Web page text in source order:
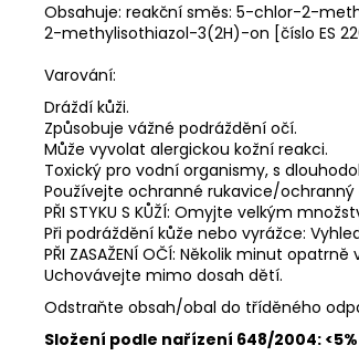
Obsahuje: reakční směs: 5-chlor-2-
2-methylisothiazol-3(2H)-on [číslo ES
Varování:
Dráždí kůži.
Způsobuje vážné podráždění očí.
Může vyvolat alergickou kožní reakci.
Toxický pro vodní organismy, s
Používejte ochranné rukavice/
PŘI STYKU S KŮŽÍ: Omyjte velkým
Při podráždění kůže nebo vyrážce:
PŘI ZASAŽENÍ OČÍ: Několik minut
Uchovávejte mimo dosah dětí.
Odstraňte obsah/obal do tříděného
Složení podle nařízení 648/2004: